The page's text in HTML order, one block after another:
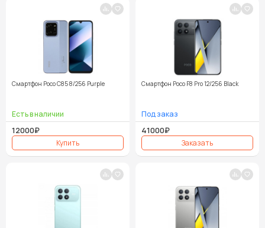
Смартфон Poco C85 8/256 Purple
12000₽
Смартфон Poco F8 Pro 12/256 Black
41000₽